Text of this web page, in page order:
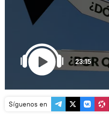
23:15
Síguenos en